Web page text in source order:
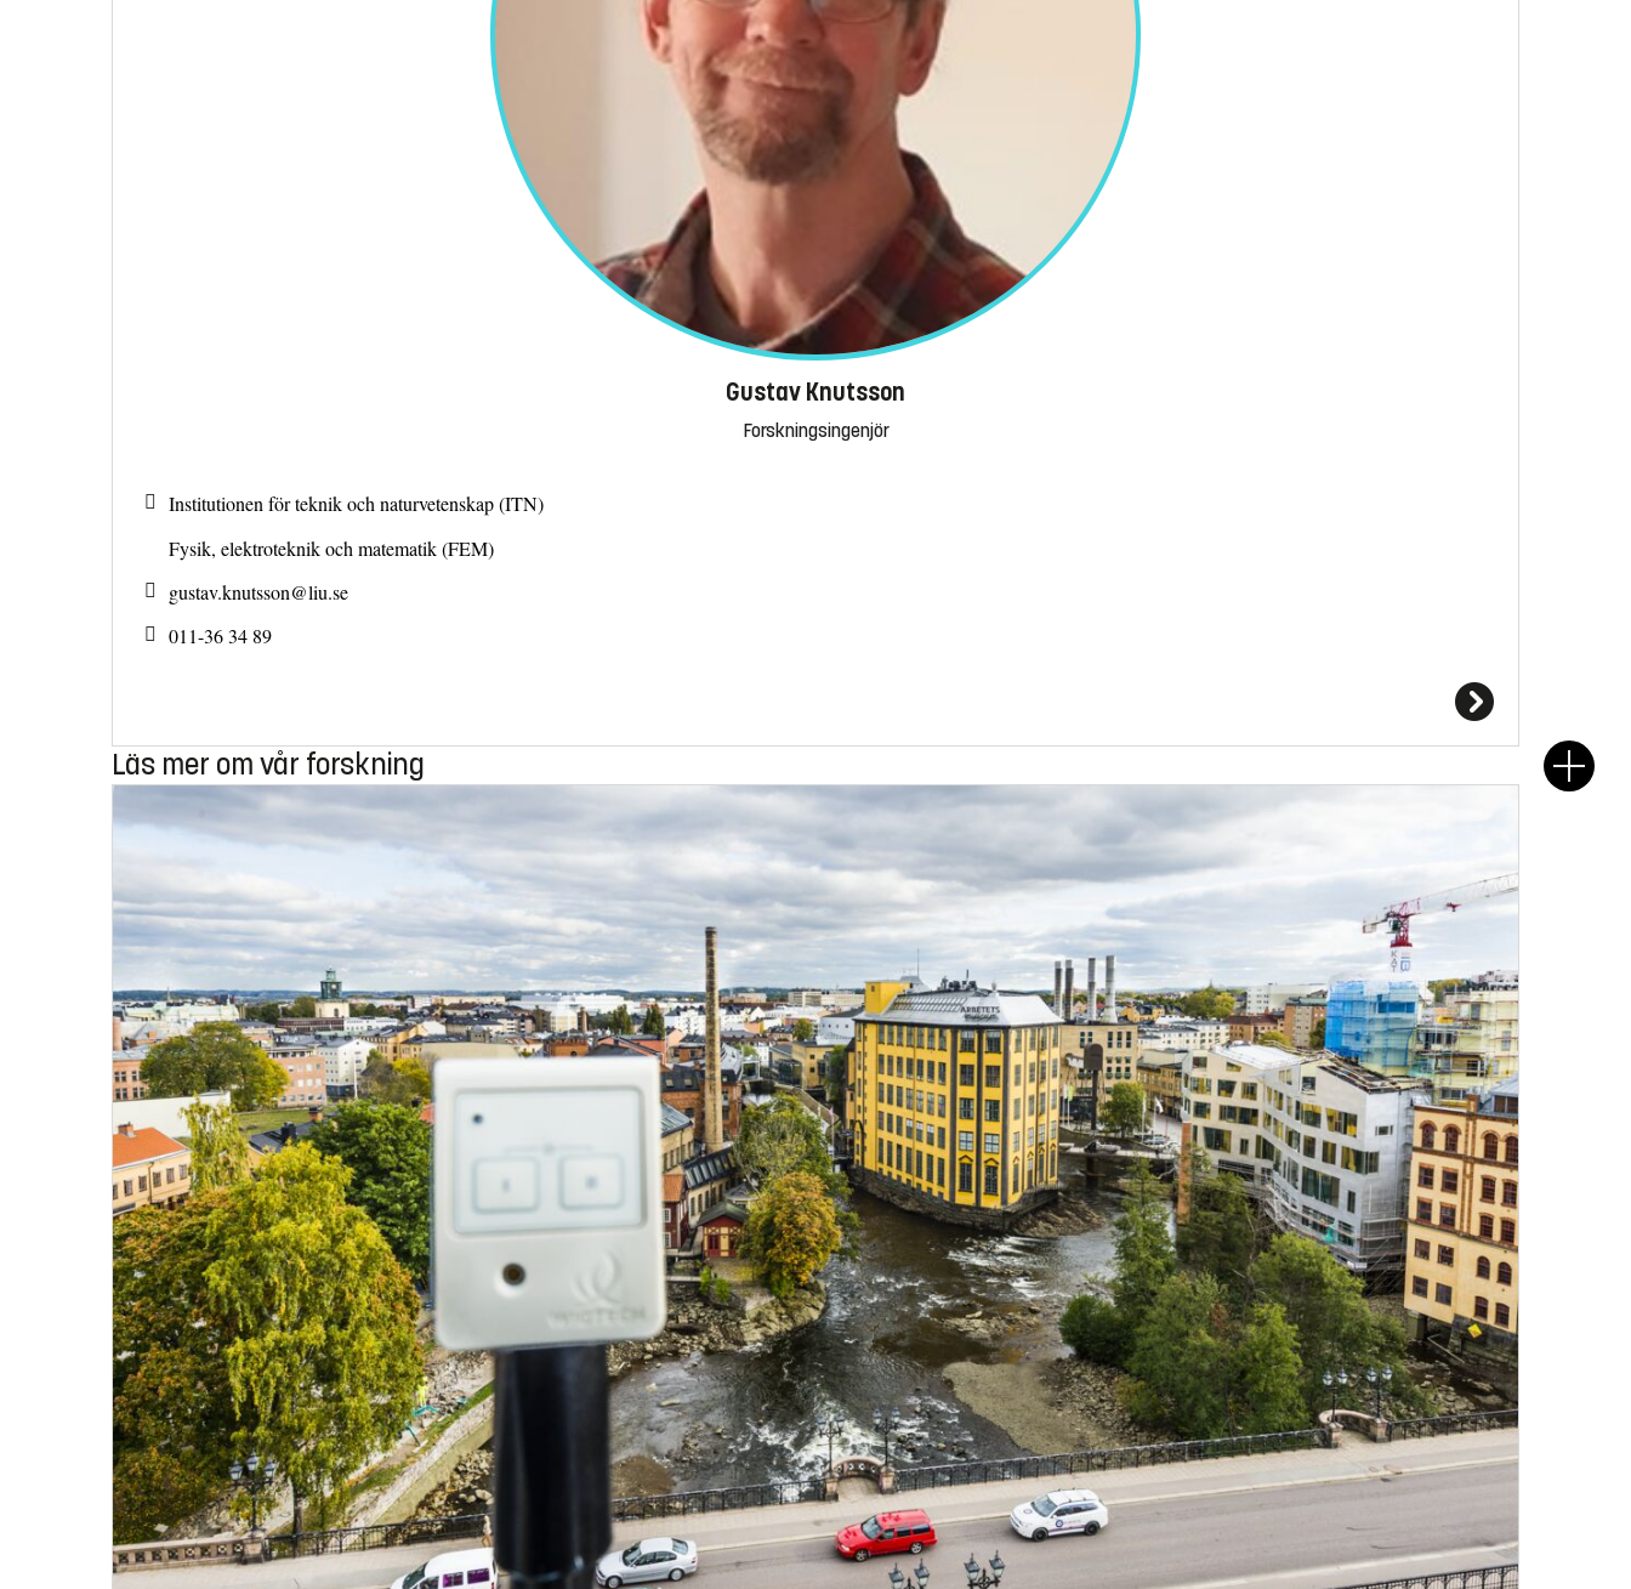
Gustav Knutsson
Forskningsingenjör
Institutionen för teknik och naturvetenskap (ITN)
Fysik, elektroteknik och matematik (FEM)
gustav.knutsson@liu.se
011-36 34 89
Läs mer om vår forskning